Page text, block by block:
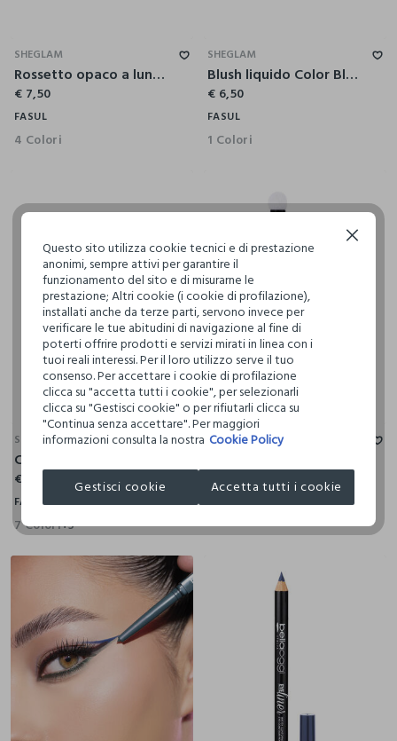
SHEGLAM
Rossetto opaco a lunga tenuta Dynamatte Boom – High Key
€ 7,50
FASUL
4 Colori
SHEGLAM
Blush liquido Color Bloom Finitura Matte – Rose Ritual
€ 6,50
FASUL
1 Colori
SHEGLAM
€ 6,50
FASUL
7 Colori+5
FASUL
6 Colori+4
Questo sito utilizza cookie tecnici e di prestazione
anonimi, sempre attivi per garantire il
funzionamento del sito e di misurarne le
prestazione; Altri cookie (i cookie di profilazione),
installati anche da terze parti, servono invece per
verificare le tue abitudini di navigazione al fine di
poterti offrire prodotti e servizi mirati in linea con i
tuoi reali interessi. Per il loro utilizzo serve il tuo
consenso. Per accettare i cookie di profilazione
clicca su "accetta tutti i cookie", per selezionarli
clicca su "Gestisci cookie" o per rifiutarli clicca su
"Continua senza accettare". Per maggiori
informazioni consulta la nostra Cookie Policy
Gestisci cookie Accetta tutti i cookie
Continua senza accettare